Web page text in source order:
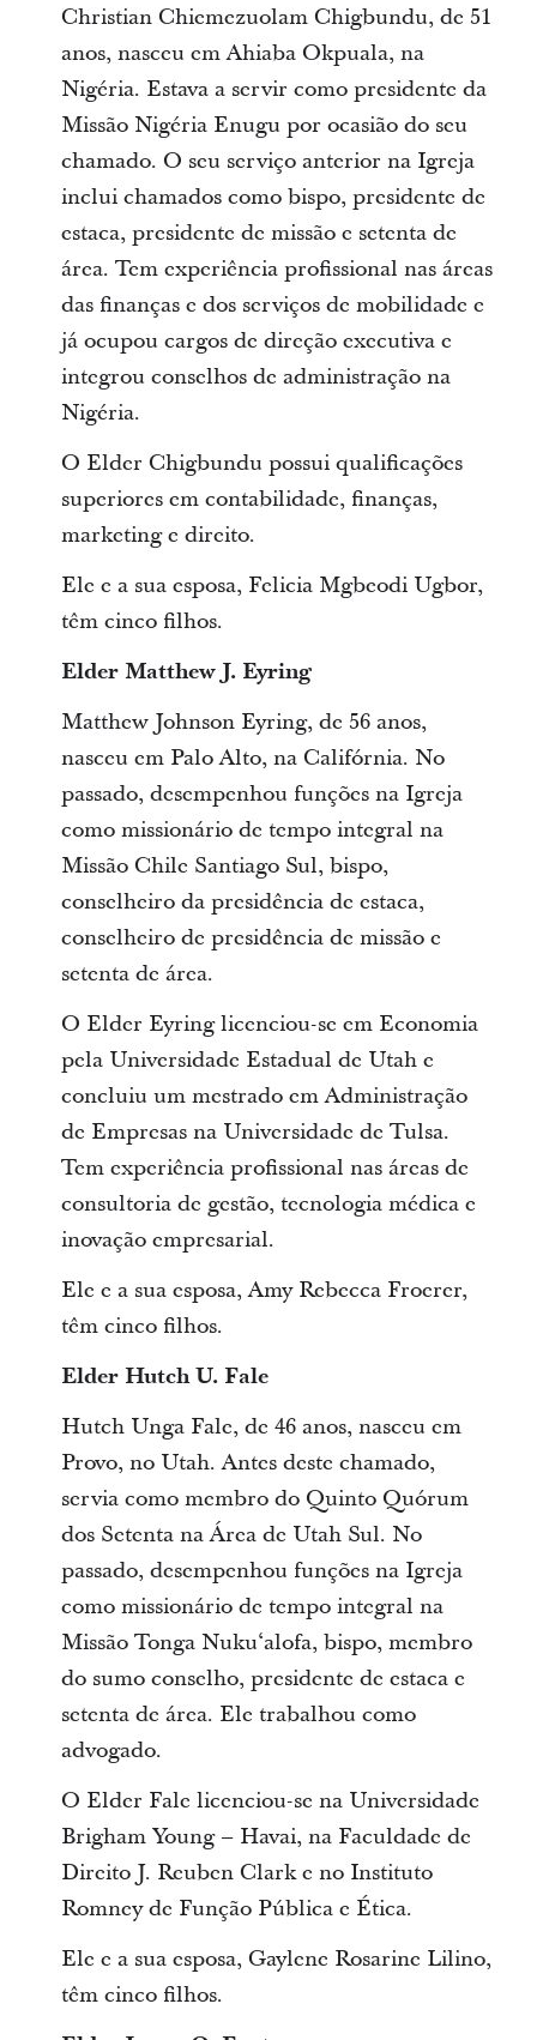
Christian Chiemezuolam Chigbundu, de 51
anos, nasceu em Ahiaba Okpuala, na
Nigéria. Estava a servir como presidente da
Missão Nigéria Enugu por ocasião do seu
chamado. O seu serviço anterior na Igreja
inclui chamados como bispo, presidente de
estaca, presidente de missão e setenta de
área. Tem experiência profissional nas áreas
das finanças e dos serviços de mobilidade e
já ocupou cargos de direção executiva e
integrou conselhos de administração na
Nigéria.
O Elder Chigbundu possui qualificações
superiores em contabilidade, finanças,
marketing e direito.
Ele e a sua esposa, Felicia Mgbeodi Ugbor,
têm cinco filhos.
Elder Matthew J. Eyring
Matthew Johnson Eyring, de 56 anos,
nasceu em Palo Alto, na Califórnia. No
passado, desempenhou funções na Igreja
como missionário de tempo integral na
Missão Chile Santiago Sul, bispo,
conselheiro da presidência de estaca,
conselheiro de presidência de missão e
setenta de área.
O Elder Eyring licenciou-se em Economia
pela Universidade Estadual de Utah e
concluiu um mestrado em Administração
de Empresas na Universidade de Tulsa.
Tem experiência profissional nas áreas de
consultoria de gestão, tecnologia médica e
inovação empresarial.
Ele e a sua esposa, Amy Rebecca Froerer,
têm cinco filhos.
Elder Hutch U. Fale
Hutch Unga Fale, de 46 anos, nasceu em
Provo, no Utah. Antes deste chamado,
servia como membro do Quinto Quórum
dos Setenta na Área de Utah Sul. No
passado, desempenhou funções na Igreja
como missionário de tempo integral na
Missão Tonga Nukuʻalofa, bispo, membro
do sumo conselho, presidente de estaca e
setenta de área. Ele trabalhou como
advogado.
O Elder Fale licenciou-se na Universidade
Brigham Young – Havai, na Faculdade de
Direito J. Reuben Clark e no Instituto
Romney de Função Pública e Ética.
Ele e a sua esposa, Gaylene Rosarine Lilino,
têm cinco filhos.